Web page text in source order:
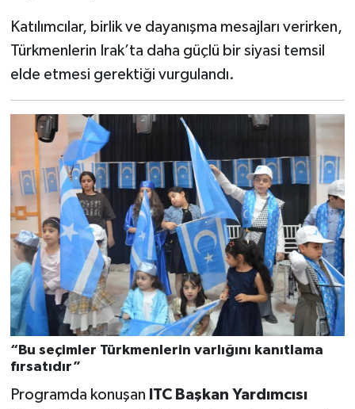
Katılımcılar, birlik ve dayanışma mesajları verirken,
Türkmenlerin Irak’ta daha güçlü bir siyasi temsil
elde etmesi gerektiği vurgulandı.
“Bu seçimler Türkmenlerin varlığını kanıtlama
fırsatıdır”
Programda konuşan ITC Başkan Yardımcısı